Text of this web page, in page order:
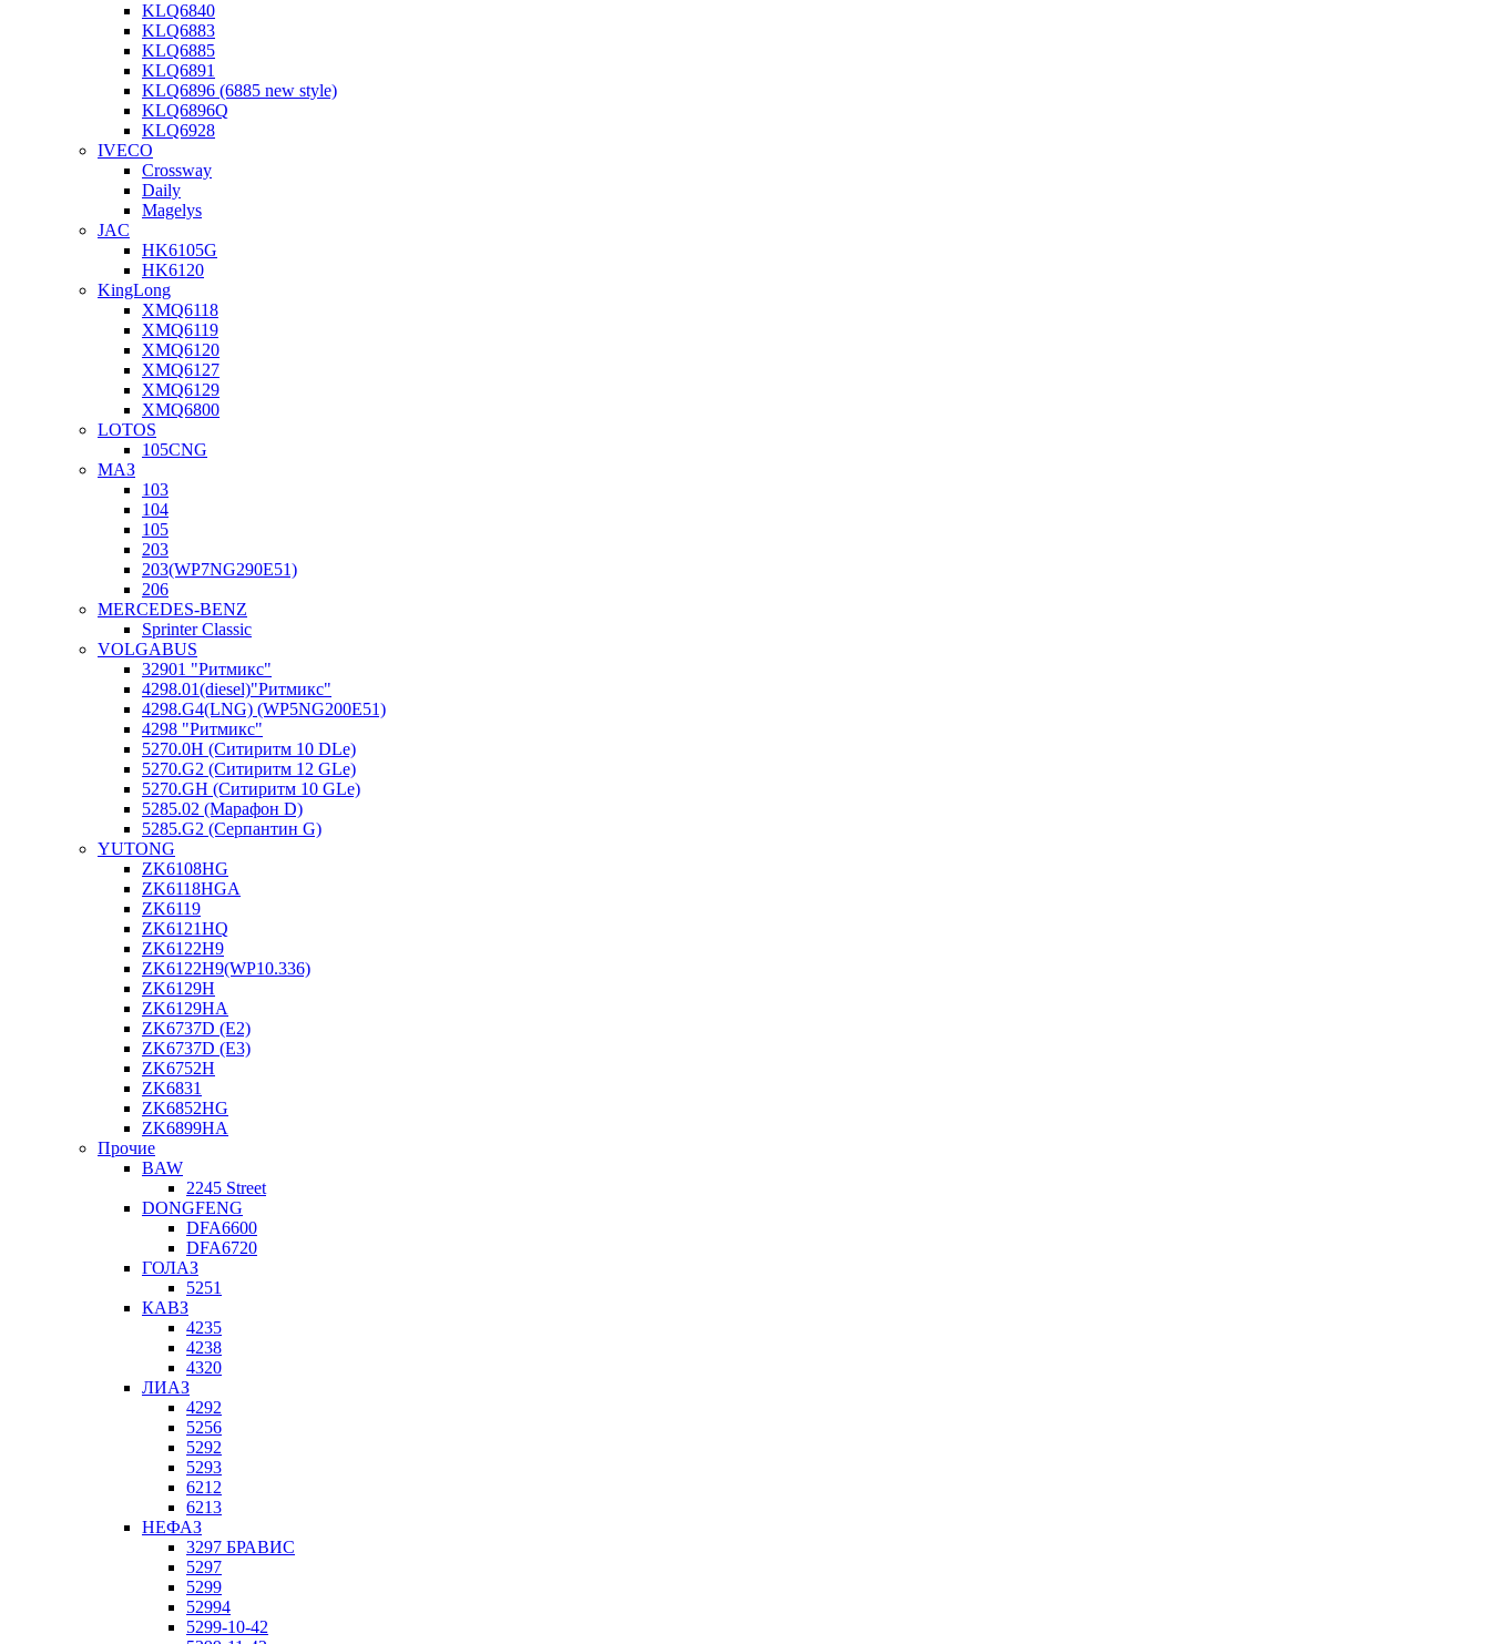
KLQ6840
KLQ6883
KLQ6885
KLQ6891
KLQ6896 (6885 new style)
KLQ6896Q
KLQ6928
IVECO
Crossway
Daily
Magelys
JAC
HK6105G
HK6120
KingLong
XMQ6118
XMQ6119
XMQ6120
XMQ6127
XMQ6129
XMQ6800
LOTOS
105CNG
МАЗ
103
104
105
203
203(WP7NG290E51)
206
MERCEDES-BENZ
Sprinter Classic
VOLGABUS
32901 "Ритмикc"
4298.01(diesel)"Ритмикс"
4298.G4(LNG) (WP5NG200E51)
4298 "Ритмикс"
5270.0H (Ситиритм 10 DLe)
5270.G2 (Ситиритм 12 GLe)
5270.GH (Ситиритм 10 GLe)
5285.02 (Марафон D)
5285.G2 (Серпантин G)
YUTONG
ZK6108HG
ZK6118HGA
ZK6119
ZK6121HQ
ZK6122H9
ZK6122H9(WP10.336)
ZK6129H
ZK6129HA
ZK6737D (E2)
ZK6737D (E3)
ZK6752H
ZK6831
ZK6852HG
ZK6899HA
Прочие
BAW
2245 Street
DONGFENG
DFA6600
DFA6720
ГОЛАЗ
5251
КАВЗ
4235
4238
4320
ЛИАЗ
4292
5256
5292
5293
6212
6213
НЕФАЗ
3297 БРАВИС
5297
5299
52994
5299-10-42